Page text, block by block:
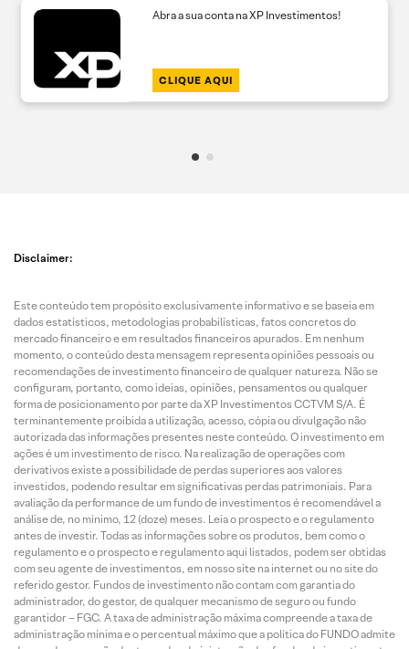
Abra a sua conta na XP Investimentos!
CLIQUE AQUI
Disclaimer:
Este conteúdo tem propósito exclusivamente informativo e se baseia em
dados estatísticos, metodologias probabilísticas, fatos concretos do
mercado financeiro e em resultados financeiros apurados. Em nenhum
momento, o conteúdo desta mensagem representa opiniões pessoais ou
recomendações de investimento financeiro de qualquer natureza. Não se
configuram, portanto, como ideias, opiniões, pensamentos ou qualquer
forma de posicionamento por parte da XP Investimentos CCTVM S/A. É
terminantemente proibida a utilização, acesso, cópia ou divulgação não
autorizada das informações presentes neste conteúdo. O investimento em
ações é um investimento de risco. Na realização de operações com
derivativos existe a possibilidade de perdas superiores aos valores
investidos, podendo resultar em significativas perdas patrimoniais. Para
avaliação da performance de um fundo de investimentos é recomendável a
análise de, no mínimo, 12 (doze) meses. Leia o prospecto e o regulamento
antes de investir. Todas as informações sobre os produtos, bem como o
regulamento e o prospecto e regulamento aqui listados, podem ser obtidas
com seu agente de investimentos, em nosso site na internet ou no site do
referido gestor. Fundos de investimento não contam com garantia do
administrador, do gestor, de qualquer mecanismo de seguro ou fundo
garantidor – FGC. A taxa de administração máxima compreende a taxa de
administração mínima e o percentual máximo que a política do FUNDO admite